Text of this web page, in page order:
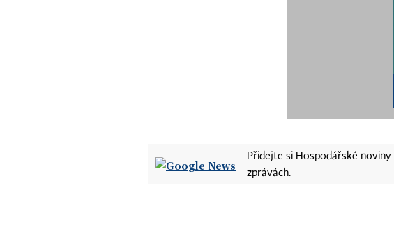
Přidejte si Hospodářské noviny
zprávách.